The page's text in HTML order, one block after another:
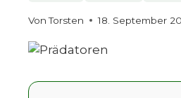
Von Torsten 18. September